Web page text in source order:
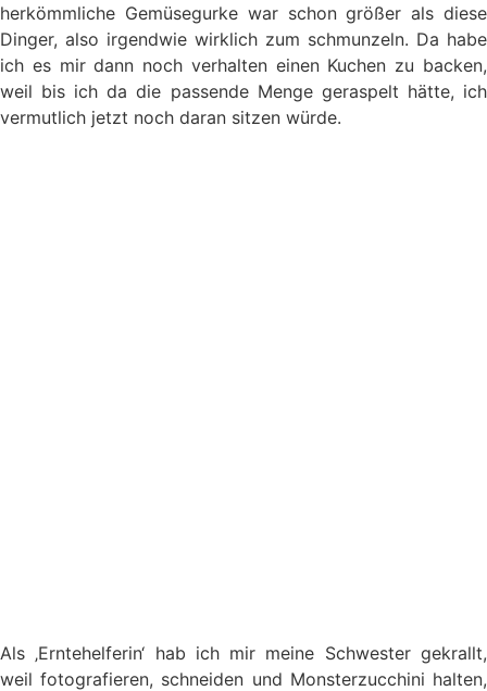
herkömmliche Gemüsegurke war schon größer als diese
Dinger, also irgendwie wirklich zum schmunzeln. Da habe
ich es mir dann noch verhalten einen Kuchen zu backen,
weil bis ich da die passende Menge geraspelt hätte, ich
vermutlich jetzt noch daran sitzen würde.
Als ‚Erntehelferin‘ hab ich mir meine Schwester gekrallt,
weil fotografieren, schneiden und Monsterzucchini halten,